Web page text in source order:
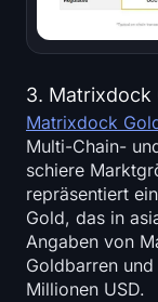
3. Matrixdock
Matrixdock
Multi-Chain-
schiere
repräsentiert
Gold, das in
Angaben von
Goldbarren
Millionen USD.